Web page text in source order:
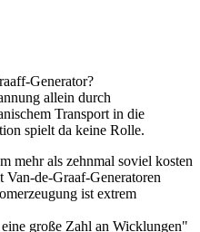
Generator?
allein durch
Transport in die
spielt da keine Rolle.
mehr als zehnmal soviel kosten
de-Graaf-Generatoren
ist extrem
große Zahl an Wicklungen"